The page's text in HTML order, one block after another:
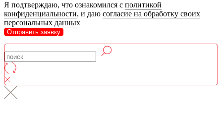
Я подтверждаю, что ознакомился с политикой
конфиденциальности, и даю согласие на обработку своих
персональных данных
Отправить заявку